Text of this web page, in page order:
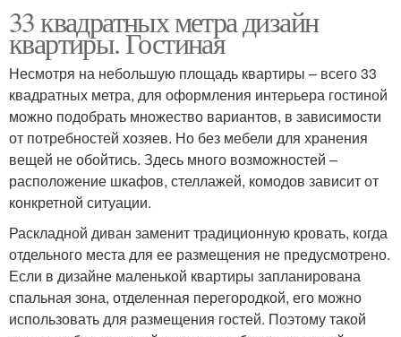
33 квадратных метра дизайн
квартиры. Гостиная
Несмотря на небольшую площадь квартиры – всего 33
квадратных метра, для оформления интерьера гостиной
можно подобрать множество вариантов, в зависимости
от потребностей хозяев. Но без мебели для хранения
вещей не обойтись. Здесь много возможностей –
расположение шкафов, стеллажей, комодов зависит от
конкретной ситуации.
Раскладной диван заменит традиционную кровать, когда
отдельного места для ее размещения не предусмотрено.
Если в дизайне маленькой квартиры запланирована
спальная зона, отделенная перегородкой, его можно
использовать для размещения гостей. Поэтому такой